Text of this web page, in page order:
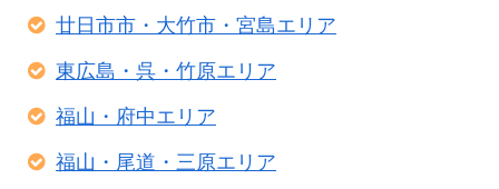
廿日市市・大竹市・宮島エリア
東広島・呉・竹原エリア
福山・府中エリア
福山・尾道・三原エリア